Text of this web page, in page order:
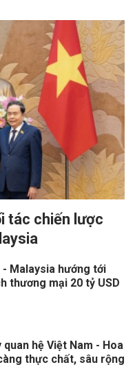
tác chiến lược
- Malaysia hướng tới
thương mại 20 tỷ USD
hệ Việt Nam - Hoa
thực chất, sâu rộng